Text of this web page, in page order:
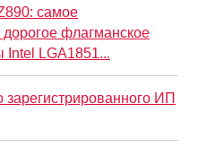
самое
флагманское
LGA1851...
зарегистрированного ИП